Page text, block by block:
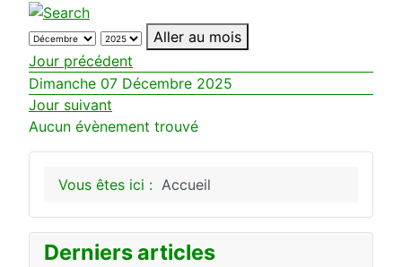
Aller au mois
Jour précédent
Dimanche 07 Décembre 2025
Jour suivant
Aucun évènement trouvé
Vous êtes ici : Accueil
Derniers articles